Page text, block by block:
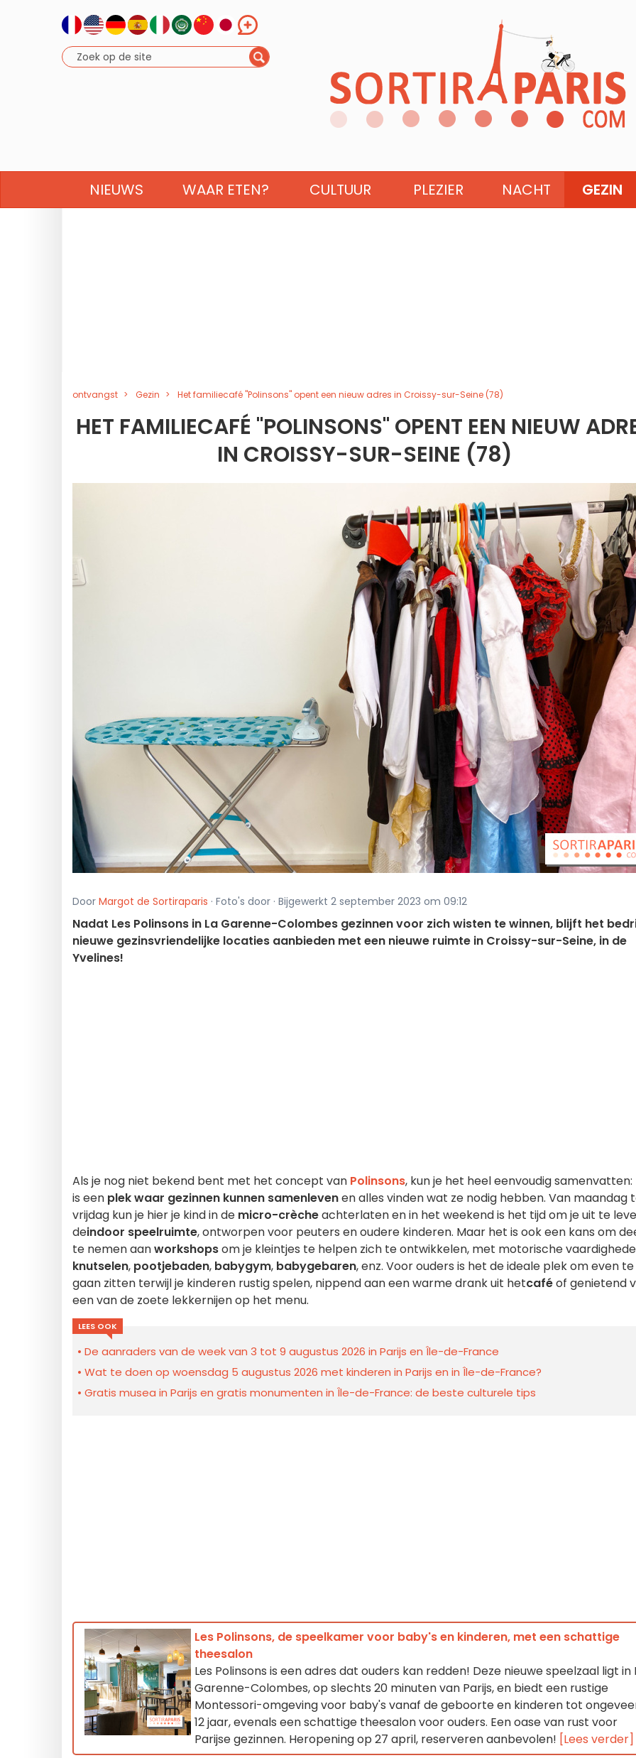
NIEUWS WAAR ETEN? CULTUUR PLEZIER NACHT GEZIN
ontvangst Gezin Het familiecafé "Polinsons" opent een nieuw adres in Croissy-sur-Seine (78)
HET FAMILIECAFÉ "POLINSONS" OPENT EEN NIEUW
IN CROISSY-SUR-SEINE (78)
Door Margot de Sortiraparis · Foto's door · Bijgewerkt 2 september 2023 om 09:12
Nadat Les Polinsons in La Garenne-Colombes gezinnen voor zich wisten te winnen, blijft het
nieuwe gezinsvriendelijke locaties aanbieden met een nieuwe ruimte in Croissy-sur-Seine, in de
Yvelines!
Als je nog niet bekend bent met het concept van Polinsons, kun je het heel eenvoudig
is een plek waar gezinnen kunnen samenlevenen alles vinden wat ze nodig hebben. Van maandag
vrijdag kun je hier je kind in de micro-crècheachterlaten en in het weekend is het tijd om je uit te
deindoor speelruimte, ontworpen voor peuters en oudere kinderen. Maar het is ook een kans om
te nemen aanworkshopsom je kleintjes te helpen zich te ontwikkelen, met motorische
knutselen, pootjebaden, babygym, babygebaren, enz. Voor ouders is het de ideale plek om even te
gaan zitten terwijl je kinderen rustig spelen, nippend aan een warme drank uit hetcaféof genietend
een van de zoete lekkernijen op het menu.
LEES OOK
De aanraders van de week van 3 tot 9 augustus 2026 in Parijs en Île-de-France
Wat te doen op woensdag 5 augustus 2026 met kinderen in Parijs en in Île-de-France?
Gratis musea in Parijs en gratis monumenten in Île-de-France: de beste culturele tips
Les Polinsons, de speelkamer voor baby's en kinderen, met een schattige
theesalon
Les Polinsons is een adres dat ouders kan redden! Deze nieuwe speelzaal ligt in
Garenne-Colombes, op slechts 20 minuten van Parijs, en biedt een rustige
Montessori-omgeving voor baby's vanaf de geboorte en kinderen tot
12 jaar, evenals een schattige theesalon voor ouders. Een oase van rust voor
Parijse gezinnen. Heropening op 27 april, reserveren aanbevolen! [Lees verder]